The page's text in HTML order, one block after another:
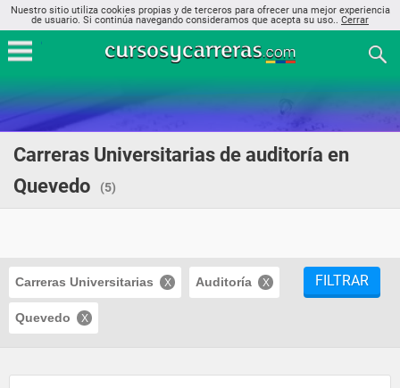
Nuestro sitio utiliza cookies propias y de terceros para ofrecer una mejor experiencia
de usuario. Si continúa navegando consideramos que acepta su uso.. Cerrar
Carreras Universitarias de auditoría en
Quevedo
(5)
Carreras Universitarias Auditoría
Quevedo
FILTRAR